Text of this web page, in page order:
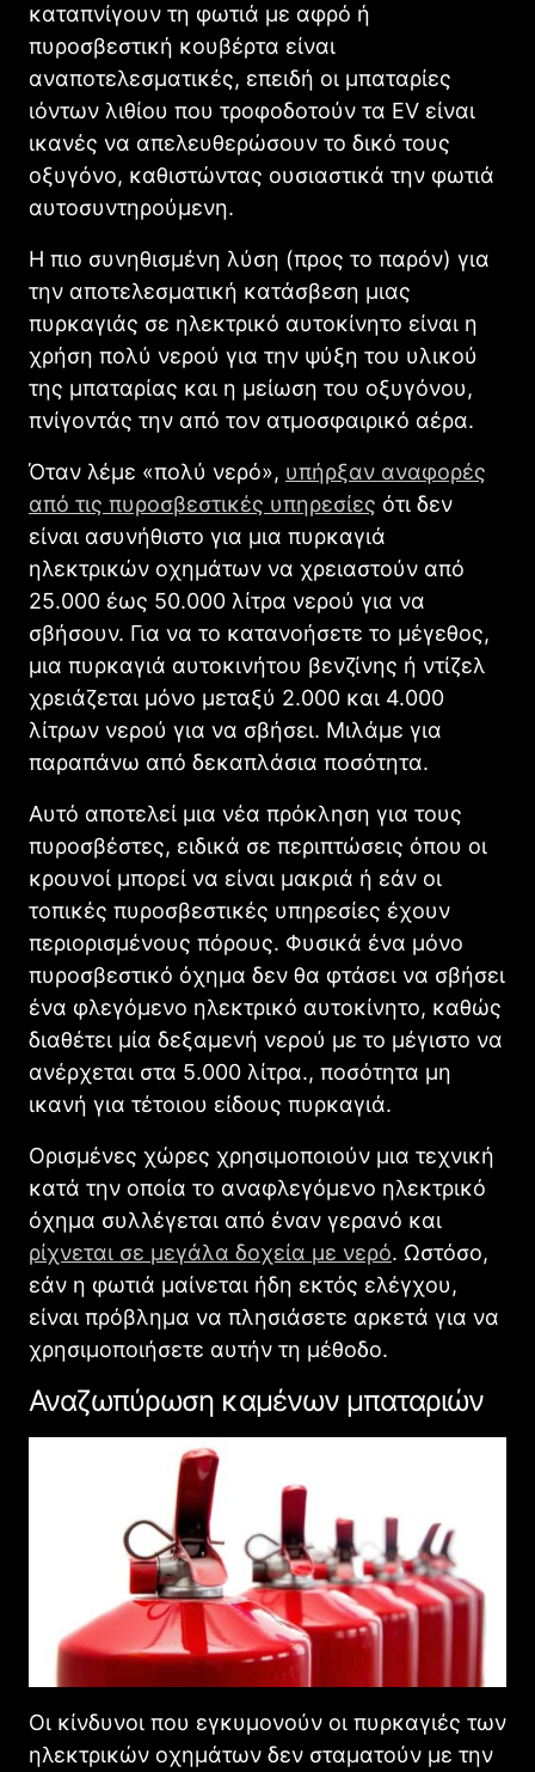
καταπνίγουν τη φωτιά με αφρό ή
πυροσβεστική κουβέρτα είναι
αναποτελεσματικές, επειδή οι μπαταρίες
ιόντων λιθίου που τροφοδοτούν τα EV είναι
ικανές να απελευθερώσουν το δικό τους
οξυγόνο, καθιστώντας ουσιαστικά την φωτιά
αυτοσυντηρούμενη.
Η πιο συνηθισμένη λύση (προς το παρόν) για
την αποτελεσματική κατάσβεση μιας
πυρκαγιάς σε ηλεκτρικό αυτοκίνητο είναι η
χρήση πολύ νερού για την ψύξη του υλικού
της μπαταρίας και η μείωση του οξυγόνου,
πνίγοντάς την από τον ατμοσφαιρικό αέρα.
Όταν λέμε «πολύ νερό», υπήρξαν αναφορές
από τις πυροσβεστικές υπηρεσίες ότι δεν
είναι ασυνήθιστο για μια πυρκαγιά
ηλεκτρικών οχημάτων να χρειαστούν από
25.000 έως 50.000 λίτρα νερού για να
σβήσουν. Για να το κατανοήσετε το μέγεθος,
μια πυρκαγιά αυτοκινήτου βενζίνης ή ντίζελ
χρειάζεται μόνο μεταξύ 2.000 και 4.000
λίτρων νερού για να σβήσει. Μιλάμε για
παραπάνω από δεκαπλάσια ποσότητα.
Αυτό αποτελεί μια νέα πρόκληση για τους
πυροσβέστες, ειδικά σε περιπτώσεις όπου οι
κρουνοί μπορεί να είναι μακριά ή εάν οι
τοπικές πυροσβεστικές υπηρεσίες έχουν
περιορισμένους πόρους. Φυσικά ένα μόνο
πυροσβεστικό όχημα δεν θα φτάσει να σβήσει
ένα φλεγόμενο ηλεκτρικό αυτοκίνητο, καθώς
διαθέτει μία δεξαμενή νερού με το μέγιστο να
ανέρχεται στα 5.000 λίτρα., ποσότητα μη
ικανή για τέτοιου είδους πυρκαγιά.
Ορισμένες χώρες χρησιμοποιούν μια τεχνική
κατά την οποία το αναφλεγόμενο ηλεκτρικό
όχημα συλλέγεται από έναν γερανό και
ρίχνεται σε μεγάλα δοχεία με νερό. Ωστόσο,
εάν η φωτιά μαίνεται ήδη εκτός ελέγχου,
είναι πρόβλημα να πλησιάσετε αρκετά για να
χρησιμοποιήσετε αυτήν τη μέθοδο.
Αναζωπύρωση καμένων μπαταριών
Οι κίνδυνοι που εγκυμονούν οι πυρκαγιές των
ηλεκτρικών οχημάτων δεν σταματούν με την